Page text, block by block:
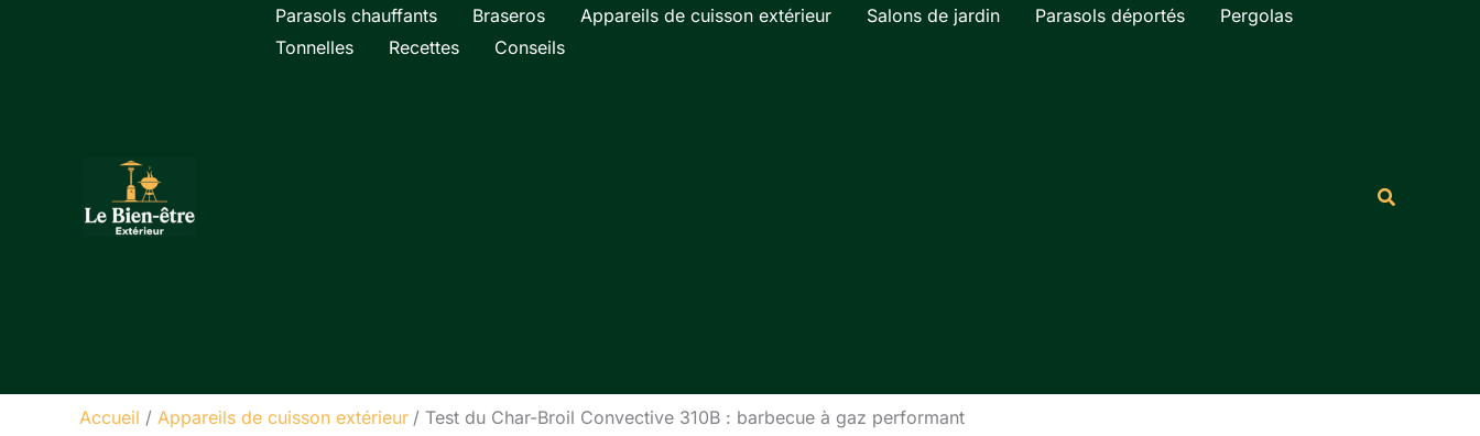
Parasols chauffants Braseros Appareils de cuisson extérieur Salons de jardin Parasols déportés
Pergolas
Tonnelles
Recettes Conseils
Accueil Appareils de cuisson extérieur Test du Char-Broil Convective 310B : barbecue à gaz performant
Rechercher